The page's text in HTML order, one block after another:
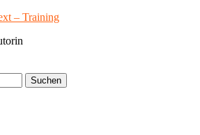
– Training